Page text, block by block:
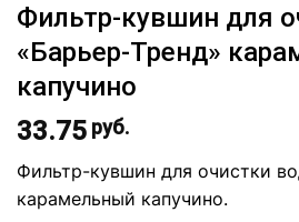
Фильтр-кувшин для
«Барьер-Тренд»
капучино
33.75 руб.
Фильтр-кувшин для очистки
карамельный капучино.